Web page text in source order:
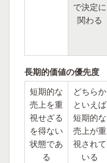
で決定に
関わる
長期的価値の優先度
短期的な
売上を重
視せざる
を得ない
状態であ
る
どちらか
といえば
短期的な
売上が重
視されて
いる